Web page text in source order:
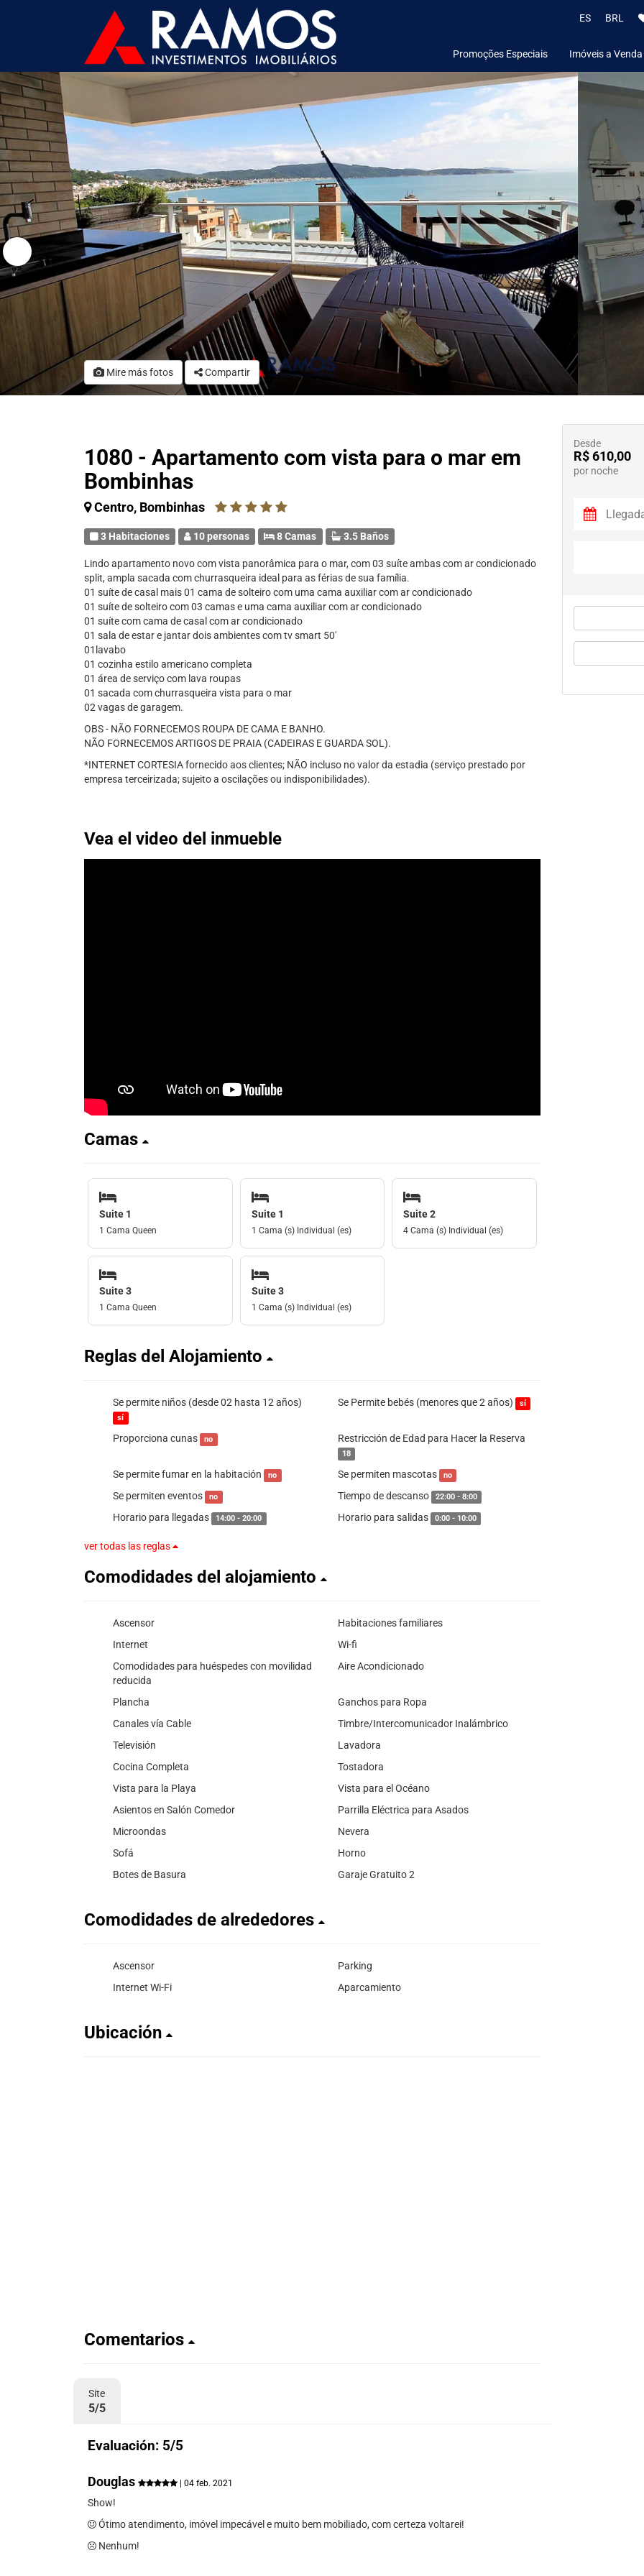
ES BRL
Promoções Especiais Imóveis a Venda
Mire más fotos Compartir
1080 - Apartamento com vista para o mar em
Bombinhas
Centro, Bombinhas
3 Habitaciones 10 personas 8 Camas 3.5 Baños
Lindo apartamento novo com vista panorâmica para o mar, com 03 suíte ambas com ar condicionado
split, ampla sacada com churrasqueira ideal para as férias de sua família.
01 suíte de casal mais 01 cama de solteiro com uma cama auxiliar com ar condicionado
01 suíte de solteiro com 03 camas e uma cama auxiliar com ar condicionado
01 suíte com cama de casal com ar condicionado
01 sala de estar e jantar dois ambientes com tv smart 50'
01lavabo
01 cozinha estilo americano completa
01 área de serviço com lava roupas
01 sacada com churrasqueira vista para o mar
02 vagas de garagem.
OBS - NÃO FORNECEMOS ROUPA DE CAMA E BANHO.
NÃO FORNECEMOS ARTIGOS DE PRAIA (CADEIRAS E GUARDA SOL).
*INTERNET CORTESIA fornecido aos clientes; NÃO incluso no valor da estadia (serviço prestado por
empresa terceirizada; sujeito a oscilações ou indisponibilidades).
Vea el video del inmueble
Camas
Suite 1
1 Cama Queen
Suite 1
1 Cama (s) Individual (es)
Suite 2
4 Cama (s) Individual (es)
Suite 3
1 Cama Queen
Suite 3
1 Cama (s) Individual (es)
Reglas del Alojamiento
Se permite niños (desde 02 hasta 12 años)
sí
Se Permite bebés (menores que 2 años) sí
Proporciona cunas no Restricción de Edad para Hacer la Reserva
18
Se permite fumar en la habitación no Se permiten mascotas no
Se permiten eventos no Tiempo de descanso 22:00 - 8:00
Horario para llegadas 14:00 - 20:00 Horario para salidas 0:00 - 10:00
ver todas las reglas
Comodidades del alojamiento
Ascensor
Habitaciones familiares
Internet
Wi-fi
Comodidades para huéspedes con movilidad
reducida
Aire Acondicionado
Plancha
Ganchos para Ropa
Canales vía Cable
Timbre/Intercomunicador Inalámbrico
Televisión
Lavadora
Cocina Completa
Tostadora
Vista para la Playa
Vista para el Océano
Asientos en Salón Comedor
Parrilla Eléctrica para Asados
Microondas
Nevera
Sofá
Horno
Botes de Basura
Garaje Gratuito 2
Comodidades de alrededores
Ascensor
Parking
Internet Wi-Fi
Aparcamiento
Ubicación
Comentarios
Site
5/5
Evaluación: 5/5
Douglas | 04 feb. 2021
Show!
Ótimo atendimento, imóvel impecável e muito bem mobiliado, com certeza voltarei!
Nenhum!
Desde
R$ 610,00
por noche